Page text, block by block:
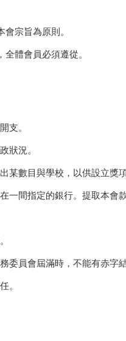
宗旨為原則。
體會員必須遵從。
支。
狀況。
某數目與學校，以供設立獎
一間指定的銀行。提取本
委員會屆滿時，不能有赤字
。